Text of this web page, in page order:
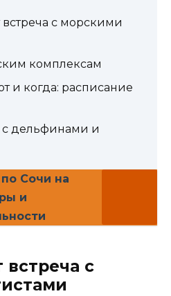
встреча с морскими
комплексам
и когда: расписание
с дельфинами и
Сочи на
и
встреча с